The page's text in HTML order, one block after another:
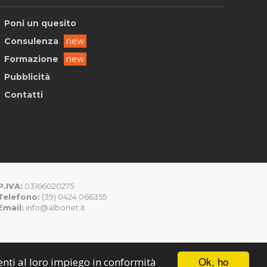
Ok, ho
al loro impiego in conformità
Poni un quesito
Consulenza
new
Formazione
new
Pubblicità
Contatti
03166020275
(39) 0424 066355
info@albonet.it